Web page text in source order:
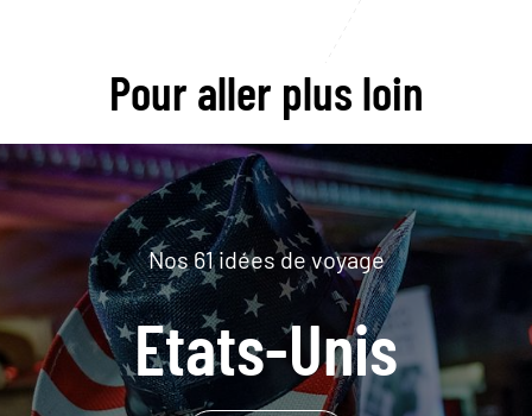
Pour aller plus loin
Nos 61 idées de voyage
Etats-Unis